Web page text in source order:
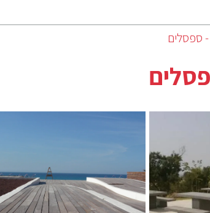
- ספסלים